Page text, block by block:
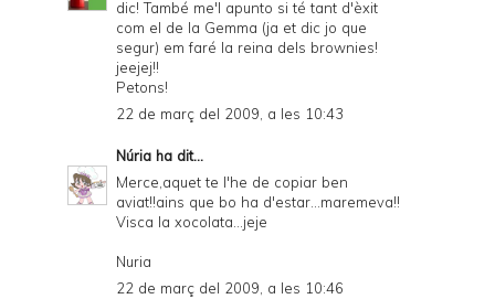
dic! També me'l apunto si té tant d'èxit
com el de la Gemma (ja et dic jo que
segur) em faré la reina dels brownies!
jeejej!!
Petons!
22 de març del 2009, a les 10:43
Núria ha dit...
Merce,aquet te l'he de copiar ben
aviat!!ains que bo ha d'estar...maremeva!!
Visca la xocolata...jeje
Nuria
22 de març del 2009, a les 10:46